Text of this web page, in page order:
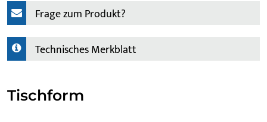
Frage zum Produkt?
Technisches Merkblatt
Tischform